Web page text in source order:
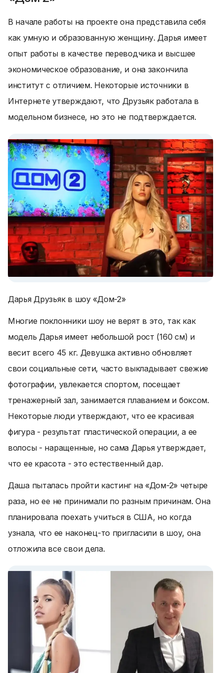
В начале работы на проекте она представила себя
как умную и образованную женщину. Дарья имеет
опыт работы в качестве переводчика и высшее
экономическое образование, и она закончила
институт с отличием. Некоторые источники в
Интернете утверждают, что Друзьяк работала в
модельном бизнесе, но это не подтверждается.
Дарья Друзьяк в шоу «Дом-2»
Многие поклонники шоу не верят в это, так как
модель Дарья имеет небольшой рост (160 см) и
весит всего 45 кг. Девушка активно обновляет
свои социальные сети, часто выкладывает свежие
фотографии, увлекается спортом, посещает
тренажерный зал, занимается плаванием и боксом.
Некоторые люди утверждают, что ее красивая
фигура - результат пластической операции, а ее
волосы - наращенные, но сама Дарья утверждает,
что ее красота - это естественный дар.
Даша пыталась пройти кастинг на «Дом-2» четыре
раза, но ее не принимали по разным причинам. Она
планировала поехать учиться в США, но когда
узнала, что ее наконец-то пригласили в шоу, она
отложила все свои дела.